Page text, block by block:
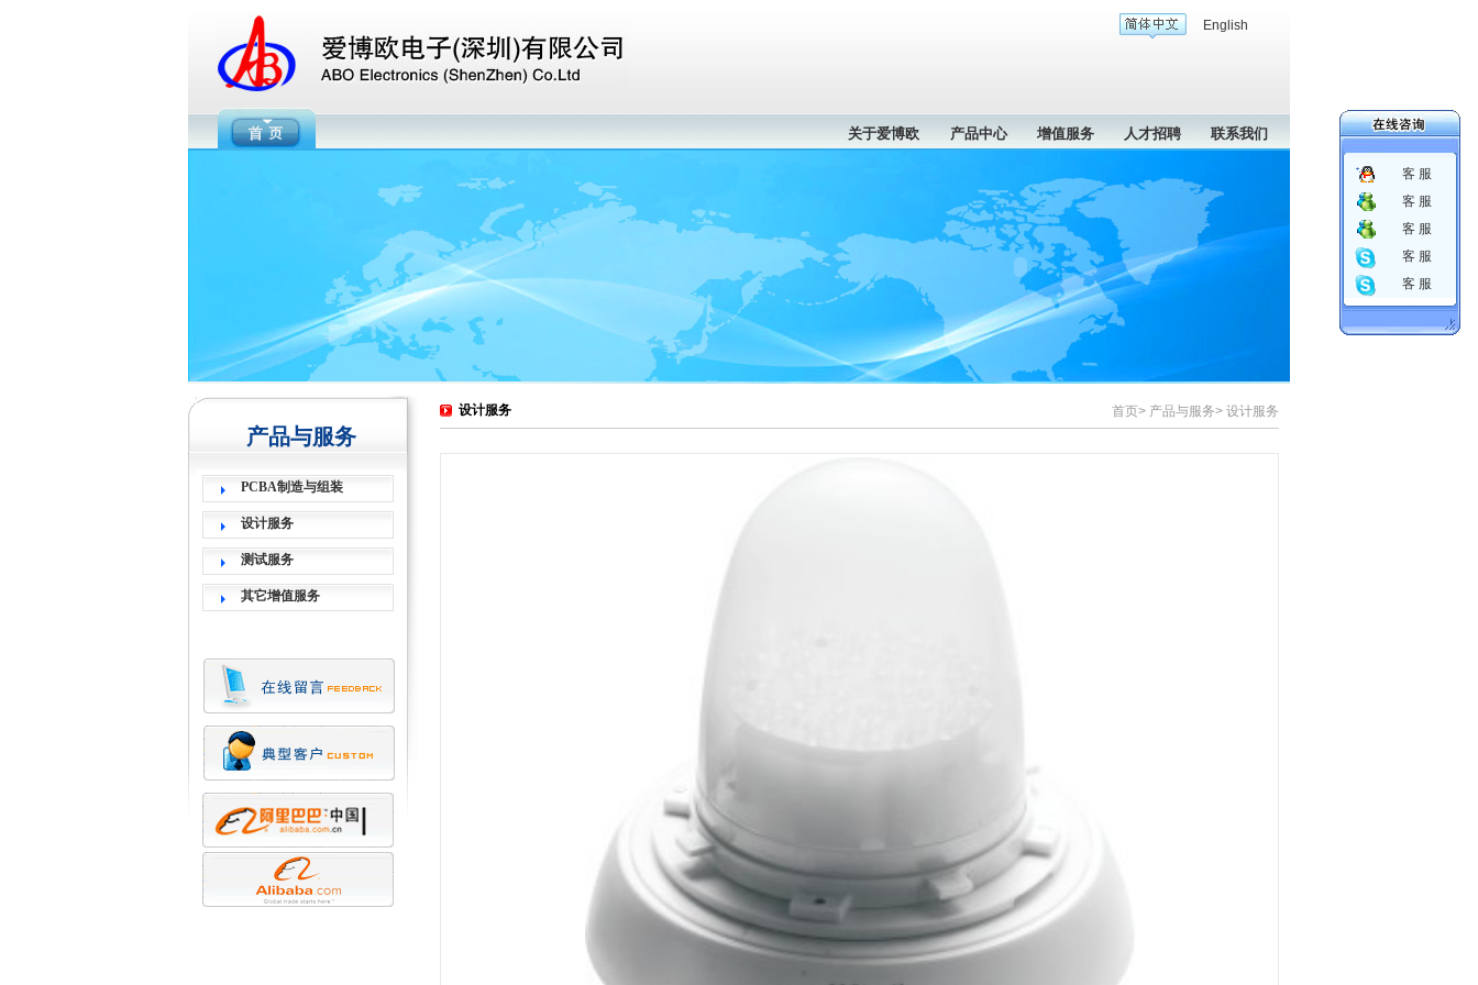
English
关于爱博欧 产品中心 增值服务 人才招聘 联系我们
客 服
客 服
客 服
客 服
客 服
产品与服务
PCBA制造与组装
设计服务
测试服务
其它增值服务
设计服务 首页> 产品与服务> 设计服务